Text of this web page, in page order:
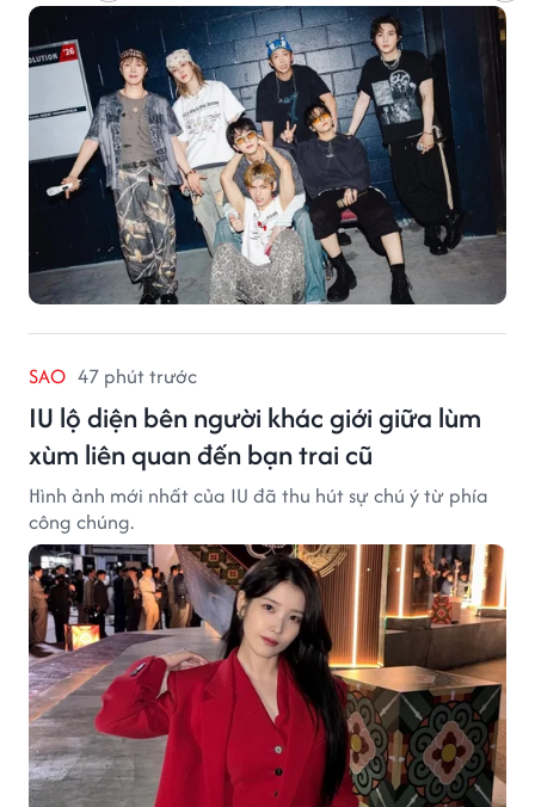
SAO 47 phút trước
IU lộ diện bên người khác giới giữa lùm
xùm liên quan đến bạn trai cũ
Hình ảnh mới nhất của IU đã thu hút sự chú ý từ phía
công chúng.